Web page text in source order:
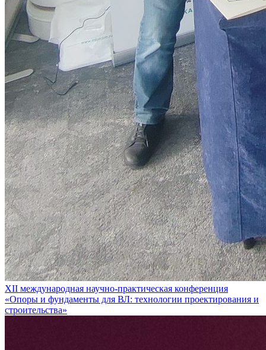
XII международная научно-практическая конференция
«Опоры и фундаменты для ВЛ: технологии проектирования и
строительства»